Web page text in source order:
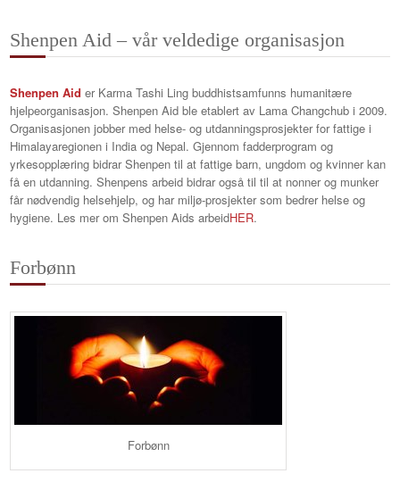
Shenpen Aid – vår veldedige organisasjon
Shenpen Aid er Karma Tashi Ling buddhistsamfunns humanitære
hjelpeorganisasjon. Shenpen Aid ble etablert av Lama Changchub i 2009.
Organisasjonen jobber med helse- og utdanningsprosjekter for fattige i
Himalayaregionen i India og Nepal. Gjennom fadderprogram og
yrkesopplæring bidrar Shenpen til at fattige barn, ungdom og kvinner kan
få en utdanning. Shenpens arbeid bidrar også til til at nonner og munker
får nødvendig helsehjelp, og har miljø-prosjekter som bedrer helse og
hygiene. Les mer om Shenpen Aids arbeidHER.
Forbønn
Forbønn